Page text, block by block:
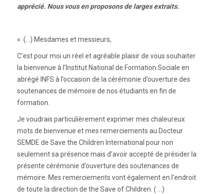
apprécié. Nous vous en proposons de larges extraits.
« (…) Mesdames et messieurs,
C’est pour moi un réel et agréable plaisir de vous souhaiter
la bienvenue à l’Institut National de Formation Sociale en
abrégé INFS à l’occasion de la cérémonie d’ouverture des
soutenances de mémoire de nos étudiants en fin de
formation.
Je voudrais particulièrement exprimer mes chaleureux
mots de bienvenue et mes remerciements au Docteur
SEMDE de Save the Children International pour non
seulement sa présence mais d’avoir accepté de présider la
présente cérémonie d’ouverture des soutenances de
mémoire. Mes remerciements vont également en l’endroit
de toute la direction de the Save of Children. ( …)